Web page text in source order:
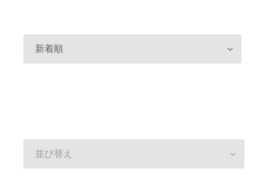
新着順
並び替え